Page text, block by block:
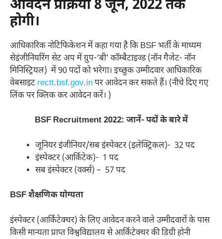
आवेदन प्रक्रिया 8 जून, 2022 तक
होगी।
आधिकारिक नोटिफिकेशन में कहा गया है कि BSF भर्ती के माध्यम
सेइंजीनियरिंग सेट अप में ग्रुप-‘बी’ कॉम्बैटाइज्ड (नॉन गैजेट- नॉन
मिनिस्ट्रियल) में 90 पदों को भरेगा। इच्छुक उम्मीदवार आधिकारिक
वेबसाइट rectt.bsf.gov.inपर आवेदन कर सकते हैं। (नीचे दिए गए
लिंक पर क्लिक कर आवेदन करें। )
BSF Recruitment 2022: जानें- पदों के बारे में
जूनियर इंजीनियर/सब इंस्पेक्टर (इलेक्ट्रिकल)- 32 पद
इंस्पेक्टर (आर्किटेक)- 1 पद
सब इंस्पेक्टर (वर्क्स) – 57 पद
BSFशैक्षणिक योग्यता
इंस्पेक्टर (आर्किटेक्चर) के लिए आवेदन करने वाले उम्मीदवारों के पास
किसी मान्यता प्राप्त विश्वविद्यालय से आर्किटेक्चर की डिग्री होनी